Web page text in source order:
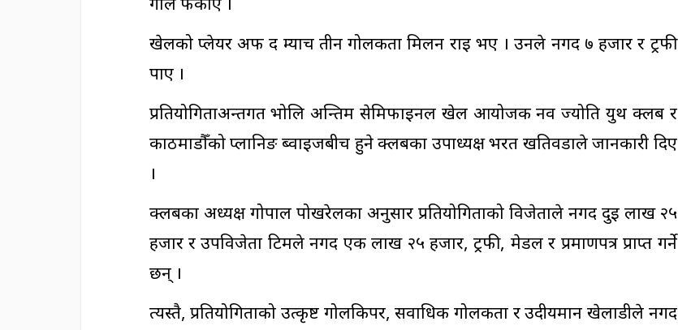
खेलको प्लेयर अफ द म्याच तीन गोलकर्ता मिलन राई भए । उनले नगद ७ हजार र ट्रफी
पाए ।
प्रतियोगिताअन्तर्गत भोलि अन्तिम सेमिफाइनल खेल आयोजक नव ज्योति युथ क्लब र
काठमाडौँको प्लानिङ ब्वाइजबीच हुने क्लबका उपाध्यक्ष भरत खतिवडाले जानकारी दिए
।
क्लबका अध्यक्ष गोपाल पोखरेलका अनुसार प्रतियोगिताको विजेताले नगद दुई लाख २५
हजार र उपविजेता टिमले नगद एक लाख २५ हजार, ट्रफी, मेडल र प्रमाणपत्र प्राप्त गर्ने
छन् ।
त्यस्तै, प्रतियोगिताको उत्कृष्ट गोलकिपर, सर्वाधिक गोलकर्ता र उदीयमान खेलाडीले नगद